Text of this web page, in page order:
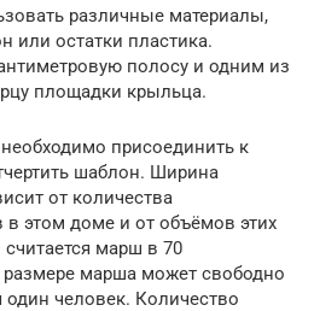
различные материалы,
или остатки пластика.
полосу и одним из
площадки крыльца.
присоединить к
шаблон. Ширина
от количества
этом доме и от объёмов этих
марш в 70
марша может свободно
один человек. Количество